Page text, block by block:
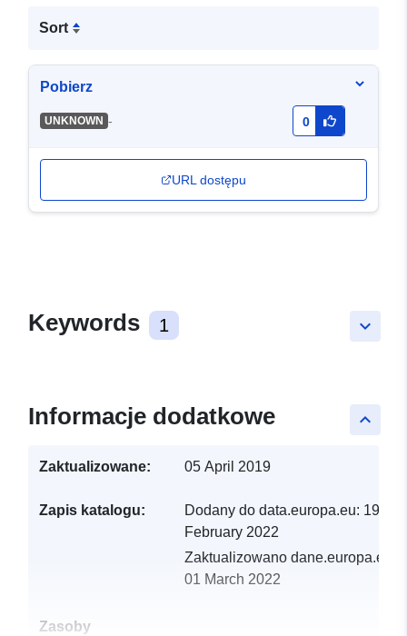
Sort
Pobierz
UNKNOWN - 0
URL dostępu
keyboard_arrow_down
Keywords 1
keyboard_arrow_up
Informacje dodatkowe
Zaktualizowane: 05 April 2019
Zapis katalogu: Dodany do data.europa.eu: 19
February 2022
Zaktualizowano dane.europa.eu:
01 March 2022
Zasoby